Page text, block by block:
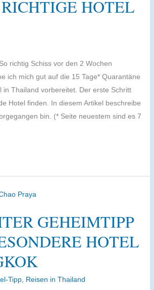
HOTEL
richtig Schiss vor den 2 Wochen
ich mich gut auf die 15 Tage* Quarantäne
in Thailand vorbereitet. Der erste Schritt
Hotel finden. In diesem Artikel beschreibe
bin. (* Seite neuestem sind es 7
GEHEIMTIPP
HOTEL
Tipp, Reisen in Thailand